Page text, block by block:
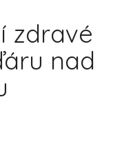
zdravé
nad